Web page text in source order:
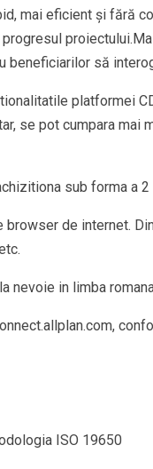
mai eficient și fără
să
platformei
se pot cumpara
sub forma a
de internet.
nevoie in limba
ISO 19650